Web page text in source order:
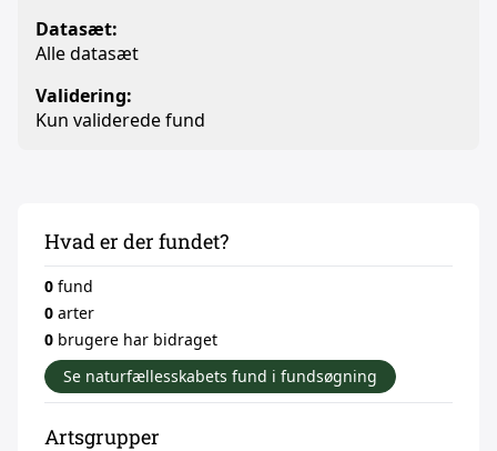
Datasæt:
Alle datasæt
Validering:
Kun validerede fund
Hvad er der fundet?
0 fund
0 arter
0 brugere har bidraget
Se naturfællesskabets fund i fundsøgning
Artsgrupper